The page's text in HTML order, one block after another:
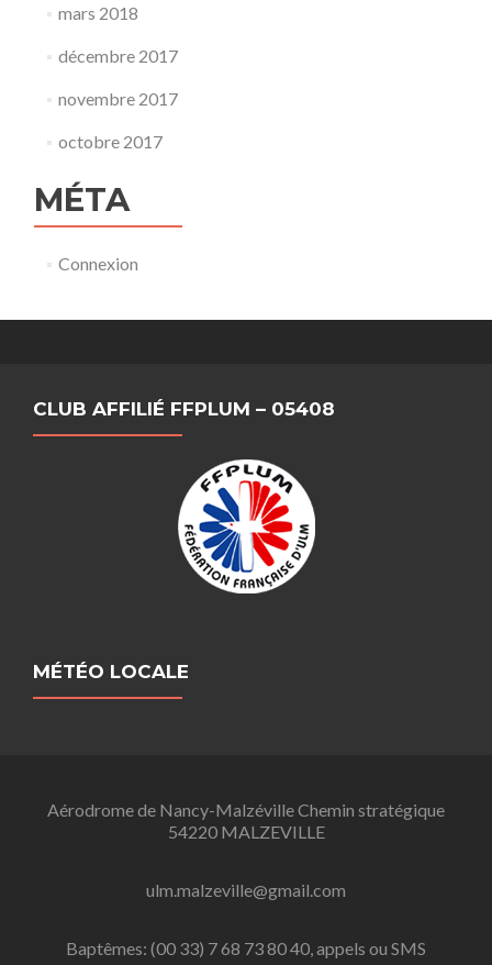
mars 2018
décembre 2017
novembre 2017
octobre 2017
MÉTA
Connexion
CLUB AFFILIÉ FFPLUM – 05408
MÉTÉO LOCALE
Aérodrome de Nancy-Malzéville Chemin stratégique
54220 MALZEVILLE
ulm.malzeville@gmail.com
Baptêmes: (00 33) 7 68 73 80 40, appels ou SMS